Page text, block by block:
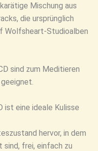
Mischung aus
die ursprünglich
Wolfsheart-Studioalben
sind zum Meditieren
ist eine ideale Kulisse
hervor, in dem
sind, frei, einfach zu